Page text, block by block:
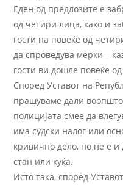
Еден од предлозите е
од четири лица, како и
гости на повеќе од
да спроведува мерки –
гости ви дошле повеќе
Според Уставот на
прашуваме дали воопшто
полицијата смее да
има судски налог или
кривично дело, но не е и
стан или куќа.
Исто така, според